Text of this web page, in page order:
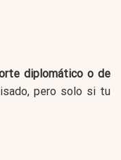
diplomático o de
pero solo si tu